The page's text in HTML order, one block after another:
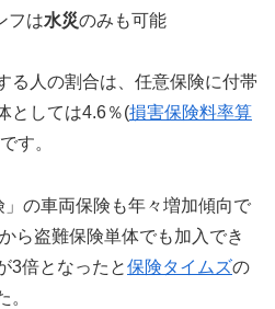
フは水災のみも可能
る人の割合は、任意保険に付帯
としては4.6％(損害保険料率算
す。
の車両保険も年々増加傾向で
ら盗難保険単体でも加入でき
3倍となったと保険タイムズの
。